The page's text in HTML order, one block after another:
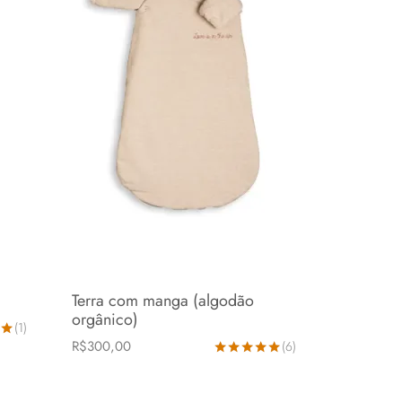
(1)
Terra com manga (algodão
orgânico)
(6)
R$300,00
0-6 meses